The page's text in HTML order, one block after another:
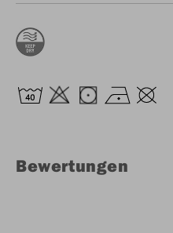
Bewertungen